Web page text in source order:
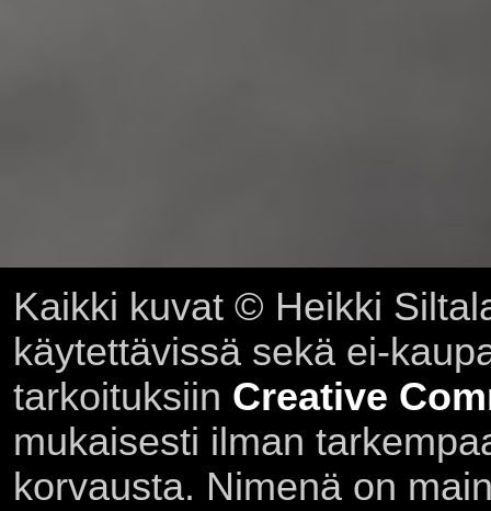
Kaikki kuvat © Heikki
käytettävissä sekä ei-
tarkoituksiin Creative
mukaisesti ilman
korvausta. Nimenä on